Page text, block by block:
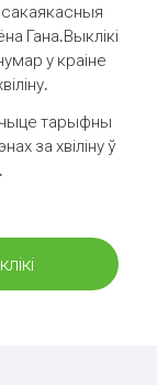
Гана.Выклікі
у краіне
тарыфны
за хвіліну ў